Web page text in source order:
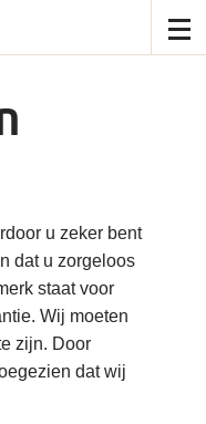
u zeker bent
dat u zorgeloos
staat voor
Wij moeten
zijn. Door
dat wij